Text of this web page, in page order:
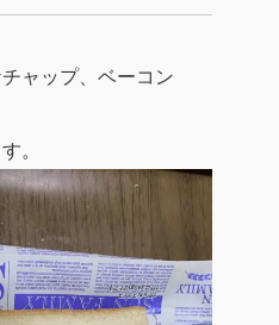
ャップ、ベーコン
。